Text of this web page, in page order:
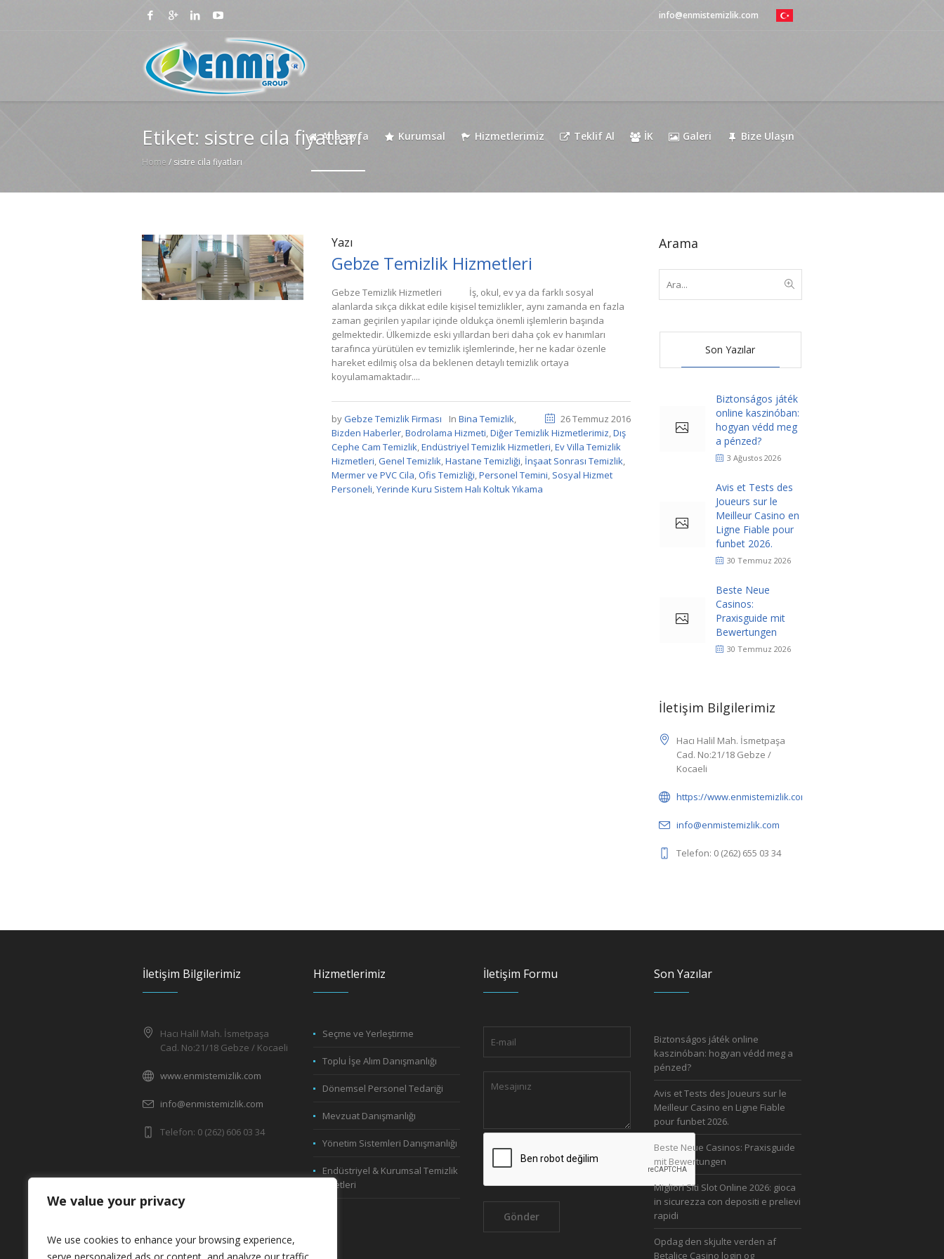
We value your privacy
We use cookies to enhance your browsing experience,
info@enmistemizlik.com
Anasayfa Kurumsal Hizmetlerimiz Teklif Al İK Galeri Bize Ulaşın
Etiket: sistre cila fiyatları
Home / sistre cila fiyatları
Yazı
Gebze Temizlik Hizmetleri
Gebze Temizlik Hizmetleri İş, okul, ev ya da farklı sosyal
alanlarda sıkça dikkat edile kişisel temizlikler, aynı zamanda en fazla
zaman geçirilen yapılar içinde oldukça önemli işlemlerin başında
gelmektedir. Ülkemizde eski yıllardan beri daha çok ev hanımları
tarafınca yürütülen ev temizlik işlemlerinde, her ne kadar özenle
hareket edilmiş olsa da beklenen detaylı temizlik ortaya
koyulamamaktadır....
26 Temmuz 2016
byGebze Temizlik Firması In Bina Temizlik,
Bizden Haberler,Bodrolama Hizmeti,Diğer Temizlik Hizmetlerimiz,Dış
Cephe Cam Temizlik,Endüstriyel Temizlik Hizmetleri,Ev Villa Temizlik
Hizmetleri,Genel Temizlik,Hastane Temizliği, İnşaat Sonrası Temizlik,
Mermer ve PVC Cila,Ofis Temizliği,Personel Temini, Sosyal Hizmet
Personeli,Yerinde Kuru Sistem Halı Koltuk Yıkama
Arama
Son Yazılar
Biztonságos játék
online kaszinóban:
hogyan védd meg
a pénzed?
3 Ağustos 2026
Avis et Tests des
Joueurs sur le
Meilleur Casino en
Ligne Fiable pour
funbet 2026.
30 Temmuz 2026
Beste Neue
Casinos:
Praxisguide mit
Bewertungen
30 Temmuz 2026
İletişim Bilgilerimiz
Hacı Halil Mah. İsmetpaşa
Cad. No:21/18 Gebze /
Kocaeli
https://www.enmistemizlik.com/
info@enmistemizlik.com
Telefon: 0 (262) 655 03 34
İletişim Bilgilerimiz
Hacı Halil Mah. İsmetpaşa
Cad. No:21/18 Gebze / Kocaeli
www.enmistemizlik.com
info@enmistemizlik.com
Telefon: 0 (262) 606 03 34
Hizmetlerimiz
Seçme ve Yerleştirme
Toplu İşe Alım Danışmanlığı
Dönemsel Personel Tedariği
Mevzuat Danışmanlığı
Yönetim Sistemleri Danışmanlığı
Endüstriyel & Kurumsal Temizlik
Hizmetleri
İletişim Formu Son Yazılar
Biztonságos játék online
kaszinóban: hogyan védd meg a
pénzed?
Avis et Tests des Joueurs sur le
Meilleur Casino en Ligne Fiable
pour funbet 2026.
Beste Neue Casinos: Praxisguide
mit Bewertungen
Migliori Siti Slot Online 2026: gioca
in sicurezza con depositi e prelievi
rapidi
Opdag den skjulte verden af
Betalice Casino login og